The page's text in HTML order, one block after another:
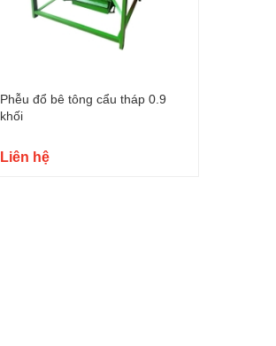
Phễu đổ bê tông cẩu tháp 0.9
khối
Liên hệ